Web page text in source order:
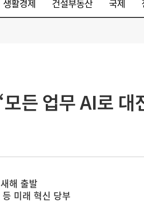
생활경제 건설부동산 국제
든 업무 AI로 대
해 출발
미래 혁신 당부